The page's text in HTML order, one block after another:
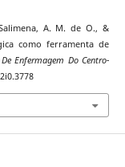
A. M. de O., &
como ferramenta de
Enfermagem Do Centro-